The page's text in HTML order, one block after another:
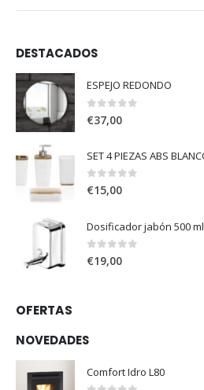
DESTACADOS
ESPEJO REDONDO
0out of 5
€37,00
SET 4 PIEZAS ABS
0 out of 5
€15,00
Dosificador jabón 500 ml
0 out of 5
€19,00
OFERTAS
NOVEDADES
Comfort Idro L80